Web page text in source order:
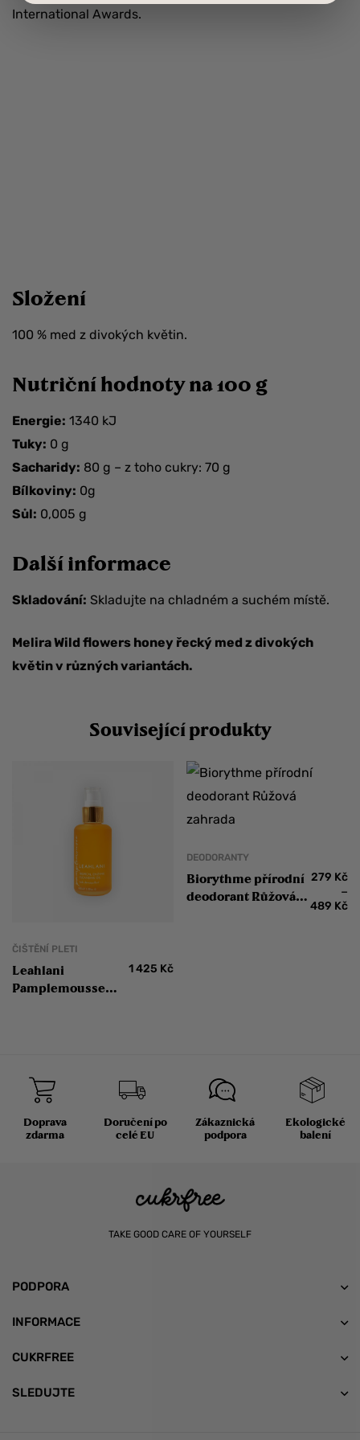
International Awards.
Složení
100 % med z divokých květin.
Nutriční hodnoty na 100 g
Energie: 1340 kJ
Tuky: 0 g
Sacharidy: 80 g – z toho cukry: 70 g
Bílkoviny: 0g
Sůl: 0,005 g
Další informace
Skladování: Skladujte na chladném a suchém místě.
Melira Wild flowers honey řecký med z divokých
květin v různých variantách.
Související produkty
ČIŠTĚNÍ PLETI
Leahlani
Pamplemousse
1 425 Kč
DEODORANTY
Biorythme přírodní
deodorant Růžová
279 Kč
–
489 Kč
Doprava
zdarma
Doručení po
celé EU
Zákaznická
podpora
Ekologické
balení
TAKE GOOD CARE OF YOURSELF
PODPORA
INFORMACE
CUKRFREE
SLEDUJTE